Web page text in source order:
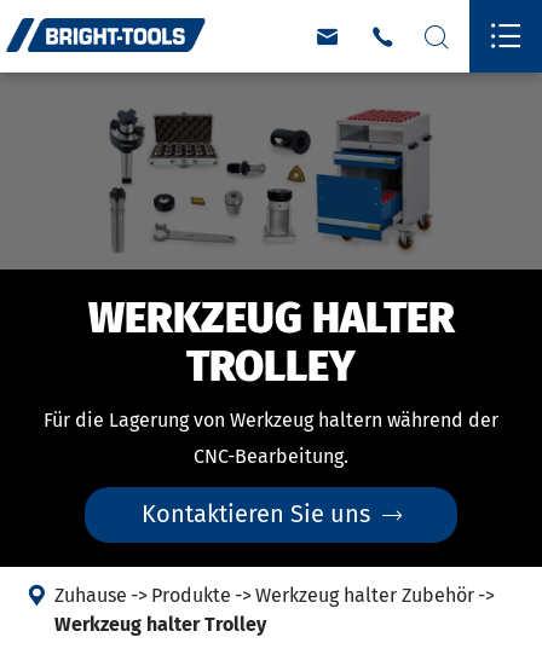
   
WERKZEUG HALTER
TROLLEY
Für die Lagerung von Werkzeug haltern während der
CNC-Bearbeitung.
Kontaktieren Sie uns 
 Zuhause Produkte
Werkzeug halter Zubehör
Werkzeug halter Trolley